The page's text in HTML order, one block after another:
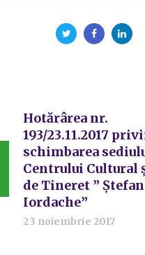
Hotărârea nr.
193/23.11.2017
schimbarea
Centrului Cultural
de Tineret ” Ștefan
Iordache”
23 noiembrie 2017